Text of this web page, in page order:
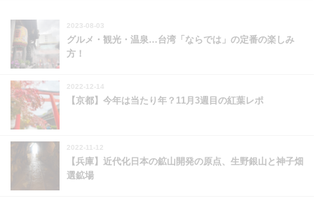
2023-08-03
グルメ・観光・温泉…台湾「ならでは」の定番の楽しみ
方！
2022-12-14
【京都】今年は当たり年？11月3週目の紅葉レポ
2022-11-12
【兵庫】近代化日本の鉱山開発の原点、生野銀山と神子畑
選鉱場